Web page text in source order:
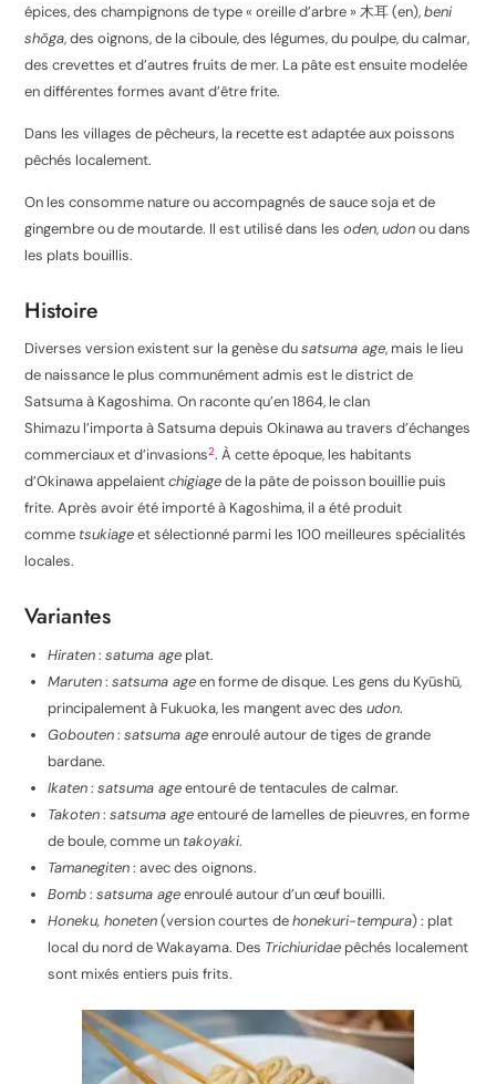
épices, des champignons de type « oreille d’arbre » 木耳(en),beni
shōga, des oignons, de la ciboule, des légumes, du poulpe, du calmar,
des crevettes et d’autres fruits de mer. La pâte est ensuite modelée
en différentes formes avant d’être frite.
Dans les villages de pêcheurs, la recette est adaptée aux poissons
pêchés localement.
On les consomme nature ou accompagnés de sauce soja et de
gingembre ou de moutarde. Il est utilisé dans lesoden,udonou dans
les plats bouillis.
Histoire
Diverses version existent sur la genèse dusatsuma age, mais le lieu
de naissance le plus communément admis est le district de
Satsuma à Kagoshima. On raconte qu’en 1864, le clan
Shimazu l’importa à Satsuma depuis Okinawa au travers d’échanges
commerciaux et d’invasions2. À cette époque, les habitants
d’Okinawa appelaientchigiagede la pâte de poisson bouillie puis
frite. Après avoir été importé à Kagoshima, il a été produit
comme tsukiageet sélectionné parmi les 100 meilleures spécialités
locales.
Variantes
Hiraten:satuma age plat.
Maruten:satsuma ageen forme de disque. Les gens du Kyūshū,
principalement à Fukuoka, les mangent avec desudon.
Gobouten:satsuma ageenroulé autour de tiges de grande
bardane.
Ikaten:satsuma ageentouré de tentacules de calmar.
Takoten:satsuma ageentouré de lamelles de pieuvres, en forme
de boule, comme un takoyaki.
Tamanegiten: avec des oignons.
Bomb:satsuma ageenroulé autour d’un œuf bouilli.
Honeku, honeten(version courtes dehonekuri-tempura) : plat
local du nord de Wakayama. Des Trichiuridae pêchés localement
sont mixés entiers puis frits.